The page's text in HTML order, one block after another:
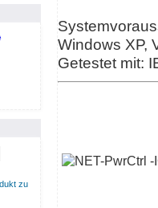
zu
Windows XP,
Getestet mit: